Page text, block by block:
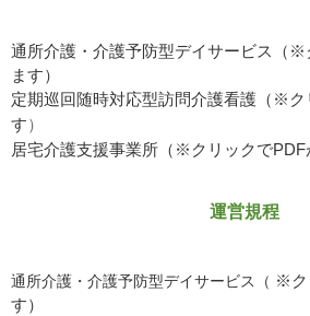
通所介護・介護予防型デイサービス（※
ます）
定期巡回随時対応型訪問介護看護（※ク
す）
居宅介護支援事業所（※クリックでPDF
運営規程
通所介護・介護予防型デイサービス（ ※ク
す）